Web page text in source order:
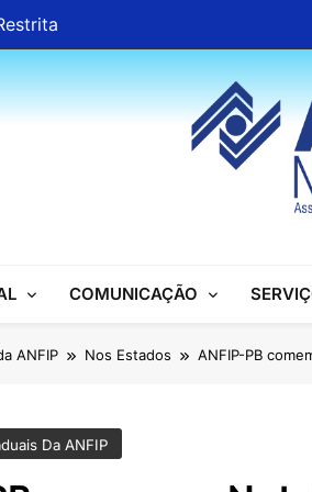
Nacional
COMUNICAÇÃO
ANFIP Nos Estados ANFIP-PB
Da ANFIP